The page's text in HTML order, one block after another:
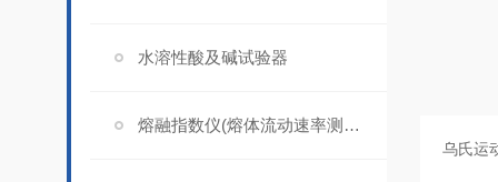
水溶性酸及碱试验器
熔融指数仪(熔体流动速率测定仪)